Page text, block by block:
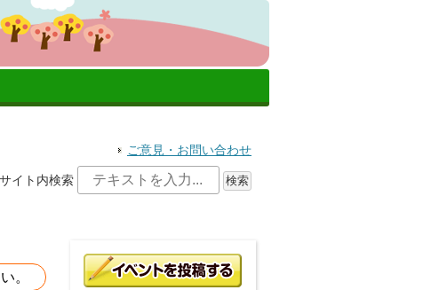
ご意見・お問い合わせ
サイト内検索
。